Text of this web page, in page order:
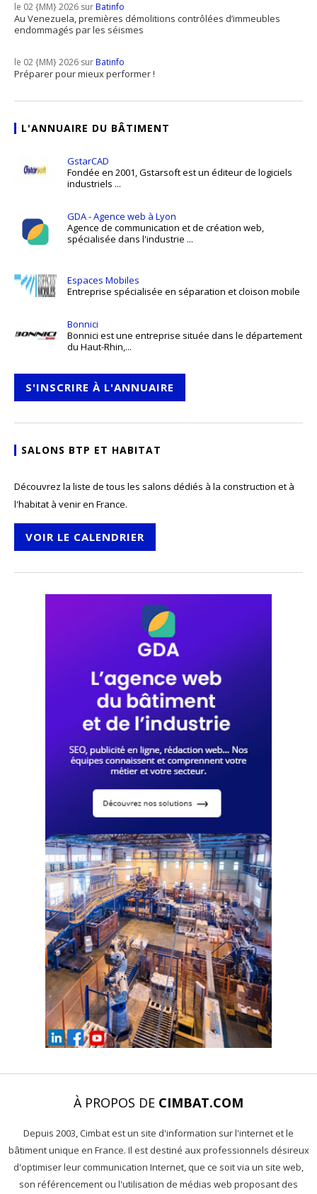
le 02 {MM} 2026 surBatinfo
Au Venezuela, premières démolitions contrôlées d’immeubles
endommagés par les séismes
le 02 {MM} 2026 surBatinfo
Préparer pour mieux performer !
L'ANNUAIRE DU BÂTIMENT
GstarCAD
Fondée en 2001, Gstarsoft est un éditeur de logiciels
industriels ...
GDA - Agence web à Lyon
Agence de communication et de création web,
spécialisée dans l'industrie ...
Espaces Mobiles
Entreprise spécialisée en séparation et cloison mobile
Bonnici
Bonnici est une entreprise située dans le département
du Haut-Rhin,...
S'INSCRIRE À L'ANNUAIRE
SALONS BTP ET HABITAT
Découvrez la liste de tous les salons dédiés à la construction et à
l'habitat à venir en France.
VOIR LE CALENDRIER
À PROPOS DE CIMBAT.COM
Depuis 2003, Cimbat est un site d'information sur l'internet et le
bâtiment unique en France. Il est destiné aux professionnels désireux
d'optimiser leur communication Internet, que ce soit via un site web,
son référencement ou l'utilisation de médias web proposant des